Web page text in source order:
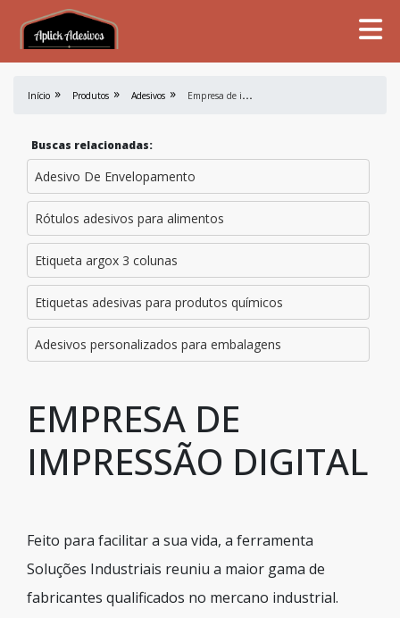
Início Produtos Adesivos E
mpresa de impressão digital
Buscas relacionadas:
Adesivo De Envelopamento
Rótulos adesivos para alimentos
Etiqueta argox 3 colunas
Etiquetas adesivas para produtos químicos
Adesivos personalizados para embalagens
EMPRESA DE
IMPRESSÃO DIGITAL
Feito para facilitar a sua vida, a ferramenta
Soluções Industriais reuniu a maior gama de
fabricantes qualificados no mercano industrial.